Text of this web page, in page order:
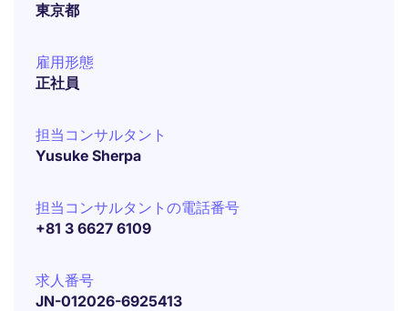
東京都
雇用形態
正社員
担当コンサルタント
Yusuke Sherpa
担当コンサルタントの電話番号
+81 3 6627 6109
求人番号
JN-012026-6925413